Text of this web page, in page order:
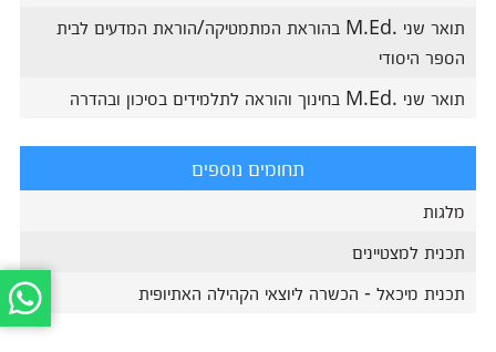
תואר שני .M.Ed בהוראת המתמטיקה/הוראת המדעים לבית
הספר היסודי
תואר שני .M.Ed בחינוך והוראה לתלמידים בסיכון ובהדרה
תחומים נוספים
מלגות
תכנית למצטיינים
תכנית מיכאל - הכשרה ליוצאי הקהילה האתיופית